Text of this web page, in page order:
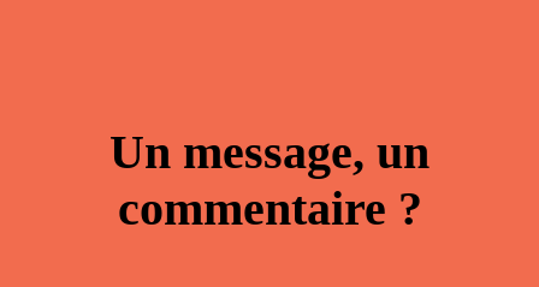
Un message, un
commentaire ?